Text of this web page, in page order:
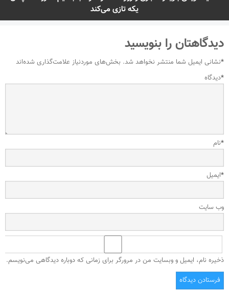
یکه تازی می‌کند
دیدگاهتان را بنویسید
نشانی ایمیل شما منتشر نخواهد شد. بخش‌های موردنیاز علامت‌گذاری شده‌اند
*
دیدگاه*
نام*
ایمیل*
وب‌ سایت
ذخیره نام، ایمیل و وبسایت من در مرورگر برای زمانی که دوباره دیدگاهی می‌نویسم.